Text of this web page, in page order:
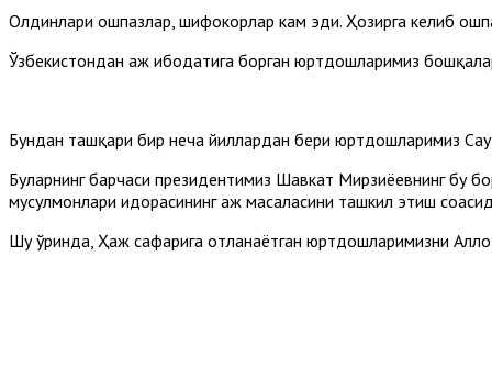
Олдинлари ошпазлар, шифокорлар кам эди. Ҳозирга келиб
Ўзбекистондан ҳаж ибодатига борган юртдошларимиз
Бундан ташқари бир неча йиллардан бери юртдошларимиз
Буларнинг барчаси президентимиз Шавкат Мирзиёевнинг бу
мусулмонлари идорасининг ҳаж масаласини ташкил этиш
Шу ўринда, Ҳаж сафарига отланаётган юртдошларимизни